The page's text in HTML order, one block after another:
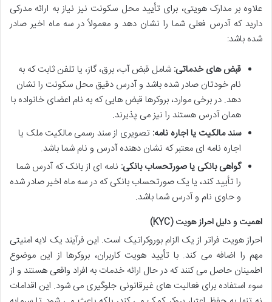
علاوه بر مدارک هویتی، برای تأیید محل سکونت نیز نیاز به ارائه مدرکی
دارید که آدرس فعلی شما را نشان دهد و معمولاً در سه ماه اخیر صادر
شده باشد:
قبض های خدماتی: شامل قبض آب، برق، گاز، یا تلفن ثابت که به
نام خودتان صادر شده باشد و آدرس دقیق محل سکونت را نشان
دهد. در برخی موارد، بروکرها قبض هایی که به نام اعضای خانواده با
همان آدرس هستند را نیز می پذیرند.
سند مالکیت یا اجاره نامه: تصویری از سند رسمی مالکیت ملک یا
اجاره نامه ای معتبر که نشان دهنده آدرس و نام شما باشد.
گواهی بانکی یا صورتحساب بانکی: نامه ای از بانک که آدرس شما
را تأیید کند، یا یک صورتحساب بانکی که در سه ماه اخیر صادر شده
و حاوی نام و آدرس شما باشد.
اهمیت و دلیل احراز هویت (KYC)
احراز هویت فراتر از یک الزام بوروکراتیک است. این فرآیند یک لایه امنیتی
مهم را اضافه می کند. با تأیید هویت کاربران، بروکرها از این موضوع
اطمینان حاصل می کنند که در حال ارائه خدمات به افراد واقعی هستند و از
سوء استفاده برای فعالیت های غیرقانونی جلوگیری می شود. این اقدامات